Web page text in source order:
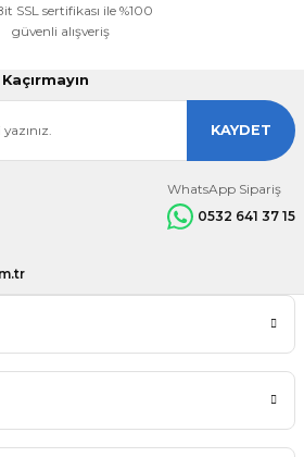
SSL sertifikası ile %100
güvenli alışveriş
KAYDET
WhatsApp Sipariş
0532 641 37 15